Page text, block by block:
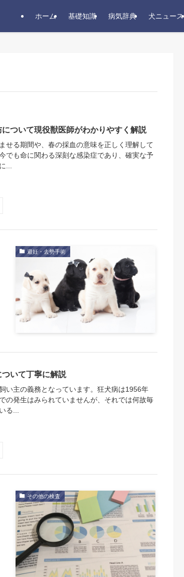
ホーム 基礎知識 病気辞典 犬ニュース
ついて現役獣医師がわかりやすく解説
せる期間や、春の採血の意味を正しく理解して
でも命に関わる深刻な感染症であり、確実な予
...
避妊・去勢手術
いて丁寧に解説
い主の義務となっています。狂犬病は1956年
の発生はみられていませんが、それでは何故毎
る...
その他の検査